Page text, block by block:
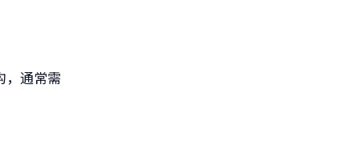
，通常需